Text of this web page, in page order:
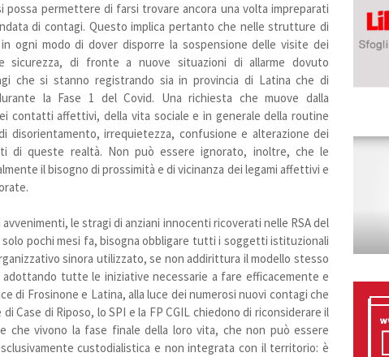
possa permettere di farsi trovare ancora una volta impreparati
di contagi. Questo implica pertanto che nelle strutture di
ogni modo di dover disporre la sospensione delle visite dei
sicurezza, di fronte a nuove situazioni di allarme dovuto
che si stanno registrando sia in provincia di Latina che di
la Fase 1 del Covid. Una richiesta che muove dalla
contatti affettivi, della vita sociale e in generale della routine
disorientamento, irrequietezza, confusione e alterazione dei
di queste realtà. Non può essere ignorato, inoltre, che le
il bisogno di prossimità e di vicinanza dei legami affettivi e
le stragi di anziani innocenti ricoverati nelle RSA del
pochi mesi fa, bisogna obbligare tutti i soggetti istituzionali
sinora utilizzato, se non addirittura il modello stesso
tutte le iniziative necessarie a fare efficacemente e
di Frosinone e Latina, alla luce dei numerosi nuovi contagi che
Case di Riposo, lo SPI e la FP CGIL chiedono di riconsiderare il
che vivono la fase finale della loro vita, che non può essere
custodialistica e non integrata con il territorio: è